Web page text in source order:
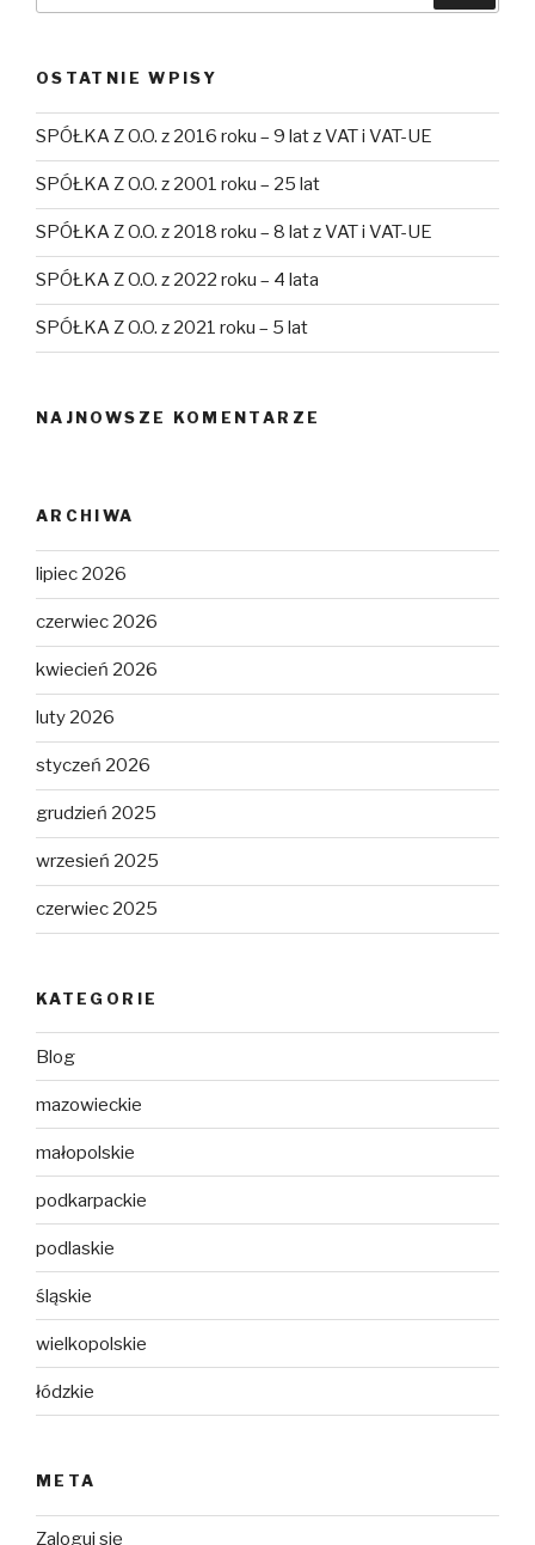
OSTATNIE WPISY
SPÓŁKA Z O.O. z 2016 roku – 9 lat z VAT i VAT-UE
SPÓŁKA Z O.O. z 2001 roku – 25 lat
SPÓŁKA Z O.O. z 2018 roku – 8 lat z VAT i VAT-UE
SPÓŁKA Z O.O. z 2022 roku – 4 lata
SPÓŁKA Z O.O. z 2021 roku – 5 lat
NAJNOWSZE KOMENTARZE
ARCHIWA
lipiec 2026
czerwiec 2026
kwiecień 2026
luty 2026
styczeń 2026
grudzień 2025
wrzesień 2025
czerwiec 2025
KATEGORIE
Blog
mazowieckie
małopolskie
podkarpackie
podlaskie
śląskie
wielkopolskie
łódzkie
META
Zaloguj się